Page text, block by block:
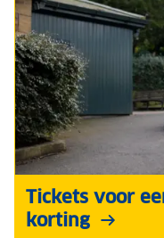
Tickets voor
korting